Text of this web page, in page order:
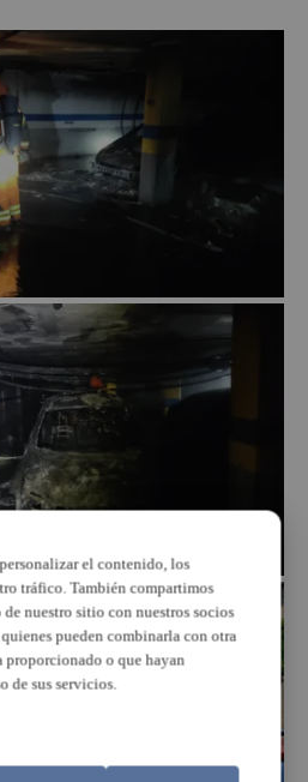
el contenido, los
tráfico. También compartimos
nuestro sitio con nuestros socios
pueden combinarla con otra
proporcionado o que hayan
de sus servicios.